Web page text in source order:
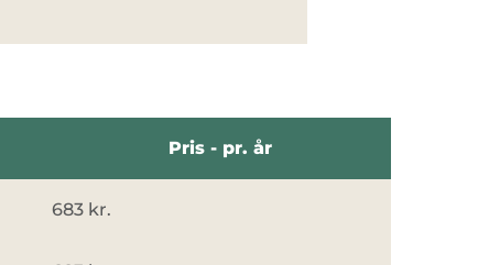
Pris - pr. år
683 kr.